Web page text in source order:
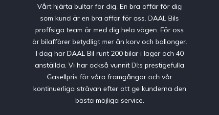
Vårt hjärta bultar för dig. En bra affär för dig
som kund är en bra affär för oss. DAAL Bils
proffsiga team är med dig hela vägen. För oss
är bilaffärer betydligt mer än korv och ballonger.
I dag har DAAL Bil runt 200 bilar i lager och 40
anställda. Vi har också vunnit DI:s prestigefulla
Gasellpris för våra framgångar och vår
kontinuerliga strävan efter att ge kunderna den
bästa möjliga service.